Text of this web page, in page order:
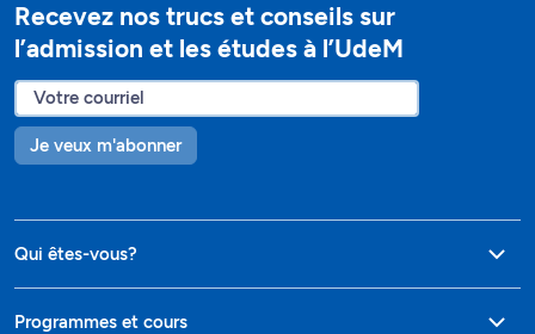
Recevez nos trucs et conseils sur
l’admission et les études à l’UdeM
Je veux m'abonner
Qui êtes-vous?
Programmes et cours